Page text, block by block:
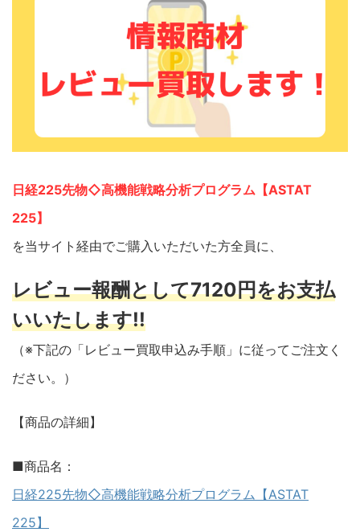
日経225先物◇高機能戦略分析プログラム【ASTAT
225】
を当サイト経由でご購入いただいた方全員に、
レビュー報酬として7120円をお支払
いいたします!!
（※下記の「レビュー買取申込み手順」に従ってご注文く
ださい。）
【商品の詳細】
■商品名：
日経225先物◇高機能戦略分析プログラム【ASTAT
225】